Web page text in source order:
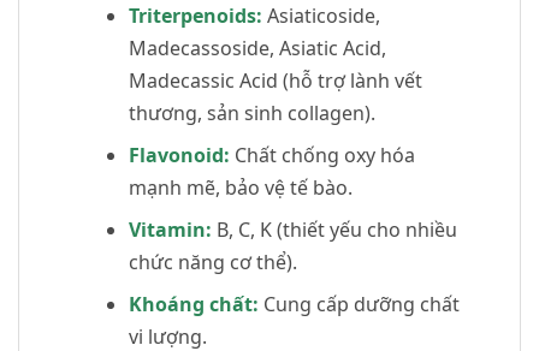
Triterpenoids: Asiaticoside,
Madecassoside, Asiatic Acid,
Madecassic Acid (hỗ trợ lành vết
thương, sản sinh collagen).
Flavonoid: Chất chống oxy hóa
mạnh mẽ, bảo vệ tế bào.
Vitamin: B, C, K (thiết yếu cho nhiều
chức năng cơ thể).
Khoáng chất: Cung cấp dưỡng chất
vi lượng.